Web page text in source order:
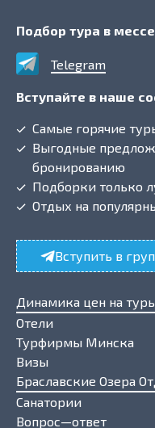
Динамика цен на
Отели
Турфирмы Минска
Визы
Браславские Озера
Санатории
Вопрос—ответ
Подбор тура в
Telegram
Вступайте в наше
Самые горячие
Выгодные
бронированию
Подборки только
Отдых на
Вступить в